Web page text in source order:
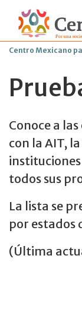
Centro Mexicano
Conoce a
con la AIT,
todos sus
La lista se
por estados
(Última